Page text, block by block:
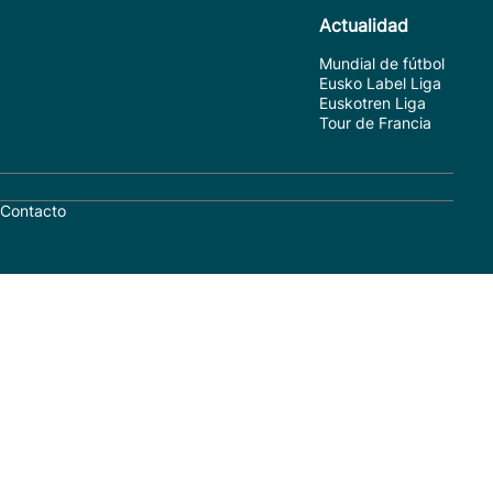
Actualidad
Mundial de fútbol
Eusko Label Liga
Euskotren Liga
Tour de Francia
Contacto